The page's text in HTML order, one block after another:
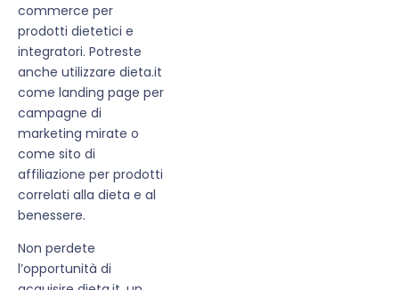
commerce per
prodotti dietetici e
integratori. Potreste
anche utilizzare dieta.it
come landing page per
campagne di
marketing mirate o
come sito di
affiliazione per prodotti
correlati alla dieta e al
benessere.
Non perdete
l’opportunità di